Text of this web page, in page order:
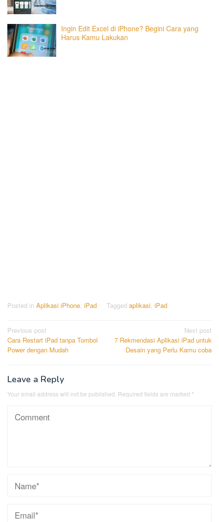
Ingin Edit Excel di iPhone? Begini Cara yang
Harus Kamu Lakukan
Posted in Aplikasi iPhone, iPad Tagged aplikasi, iPad
Post
navigation
Previous post
Cara Restart iPad tanpa Tombol
Power dengan Mudah
Next post
7 Rekmendasi Aplikasi iPad untuk
Desain yang Perlu Kamu coba
Leave a Reply
Your email address will not be published. Required fields are marked *